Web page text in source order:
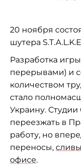
20 ноября
шутера
Разработка
перерывами) и
количеством
стало
Украину.
переезжать в
работу, но
переносы, сливы
офисе.